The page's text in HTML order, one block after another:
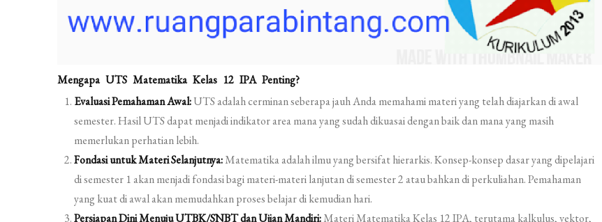
Mengapa UTS Matematika Kelas 12 IPA Penting?
Evaluasi Pemahaman Awal:UTS adalah cerminan seberapa jauh Anda memahami materi yang telah diajarkan di awal
semester. Hasil UTS dapat menjadi indikator area mana yang sudah dikuasai dengan baik dan mana yang masih
memerlukan perhatian lebih.
Fondasi untuk Materi Selanjutnya:Matematika adalah ilmu yang bersifat hierarkis. Konsep-konsep dasar yang dipelajari
di semester 1 akan menjadi fondasi bagi materi-materi lanjutan di semester 2 atau bahkan di perkuliahan. Pemahaman
yang kuat di awal akan memudahkan proses belajar di kemudian hari.
Persiapan Dini Menuju UTBK/SNBT dan Ujian Mandiri:Materi Matematika Kelas 12 IPA, terutama kalkulus, vektor,